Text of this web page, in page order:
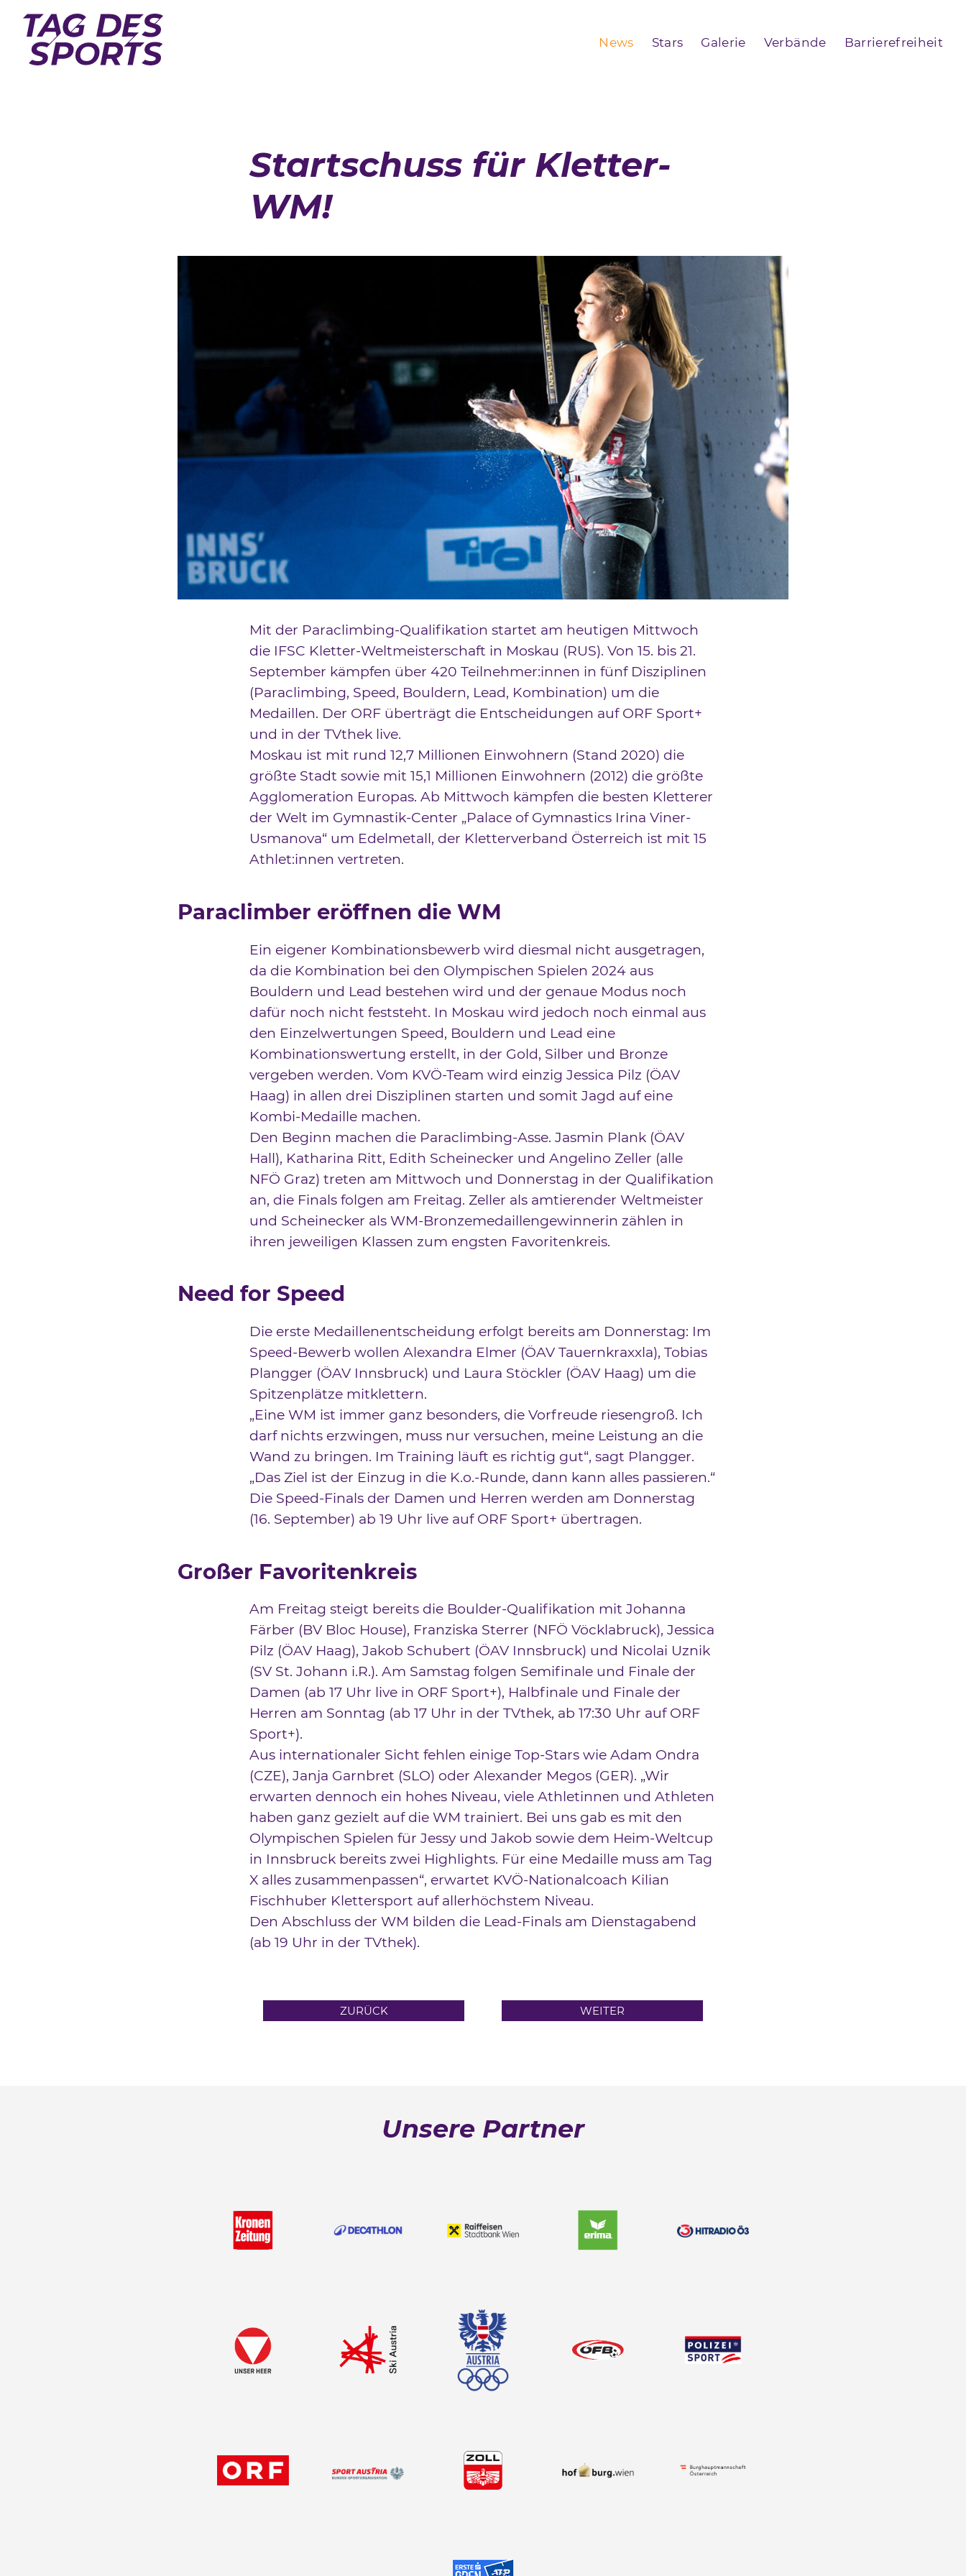
News Stars Galerie Verbände Barrierefreiheit
Startschuss für Kletter-
WM!
Mit der Paraclimbing-Qualifikation startet am heutigen Mittwoch
die IFSC Kletter-Weltmeisterschaft in Moskau (RUS). Von 15. bis 21.
September kämpfen über 420 Teilnehmer:innen in fünf Disziplinen
(Paraclimbing, Speed, Bouldern, Lead, Kombination) um die
Medaillen. Der ORF überträgt die Entscheidungen auf ORF Sport+
und in der TVthek live.
Moskau ist mit rund 12,7 Millionen Einwohnern (Stand 2020) die
größte Stadt sowie mit 15,1 Millionen Einwohnern (2012) die größte
Agglomeration Europas. Ab Mittwoch kämpfen die besten Kletterer
der Welt im Gymnastik-Center „Palace of Gymnastics Irina Viner-
Usmanova“ um Edelmetall, der Kletterverband Österreich ist mit 15
Athlet:innen vertreten.
Paraclimber eröffnen die WM
Ein eigener Kombinationsbewerb wird diesmal nicht ausgetragen,
da die Kombination bei den Olympischen Spielen 2024 aus
Bouldern und Lead bestehen wird und der genaue Modus noch
dafür noch nicht feststeht. In Moskau wird jedoch noch einmal aus
den Einzelwertungen Speed, Bouldern und Lead eine
Kombinationswertung erstellt, in der Gold, Silber und Bronze
vergeben werden. Vom KVÖ-Team wird einzig Jessica Pilz (ÖAV
Haag) in allen drei Disziplinen starten und somit Jagd auf eine
Kombi-Medaille machen.
Den Beginn machen die Paraclimbing-Asse. Jasmin Plank (ÖAV
Hall), Katharina Ritt, Edith Scheinecker und Angelino Zeller (alle
NFÖ Graz) treten am Mittwoch und Donnerstag in der Qualifikation
an, die Finals folgen am Freitag. Zeller als amtierender Weltmeister
und Scheinecker als WM-Bronzemedaillengewinnerin zählen in
ihren jeweiligen Klassen zum engsten Favoritenkreis.
Need for Speed
Die erste Medaillenentscheidung erfolgt bereits am Donnerstag: Im
Speed-Bewerb wollen Alexandra Elmer (ÖAV Tauernkraxxla), Tobias
Plangger (ÖAV Innsbruck) und Laura Stöckler (ÖAV Haag) um die
Spitzenplätze mitklettern.
„Eine WM ist immer ganz besonders, die Vorfreude riesengroß. Ich
darf nichts erzwingen, muss nur versuchen, meine Leistung an die
Wand zu bringen. Im Training läuft es richtig gut“, sagt Plangger.
„Das Ziel ist der Einzug in die K.o.-Runde, dann kann alles passieren.“
Die Speed-Finals der Damen und Herren werden am Donnerstag
(16. September) ab 19 Uhr live auf ORF Sport+ übertragen.
Großer Favoritenkreis
Am Freitag steigt bereits die Boulder-Qualifikation mit Johanna
Färber (BV Bloc House), Franziska Sterrer (NFÖ Vöcklabruck), Jessica
Pilz (ÖAV Haag), Jakob Schubert (ÖAV Innsbruck) und Nicolai Uznik
(SV St. Johann i.R.). Am Samstag folgen Semifinale und Finale der
Damen (ab 17 Uhr live in ORF Sport+), Halbfinale und Finale der
Herren am Sonntag (ab 17 Uhr in der TVthek, ab 17:30 Uhr auf ORF
Sport+).
Aus internationaler Sicht fehlen einige Top-Stars wie Adam Ondra
(CZE), Janja Garnbret (SLO) oder Alexander Megos (GER). „Wir
erwarten dennoch ein hohes Niveau, viele Athletinnen und Athleten
haben ganz gezielt auf die WM trainiert. Bei uns gab es mit den
Olympischen Spielen für Jessy und Jakob sowie dem Heim-Weltcup
in Innsbruck bereits zwei Highlights. Für eine Medaille muss am Tag
X alles zusammenpassen“, erwartet KVÖ-Nationalcoach Kilian
Fischhuber Klettersport auf allerhöchstem Niveau.
Den Abschluss der WM bilden die Lead-Finals am Dienstagabend
(ab 19 Uhr in der TVthek).
ZURÜCK WEITER
Unsere Partner